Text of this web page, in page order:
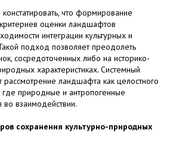
что формирование
оценки ландшафтов
интеграции культурных и
подход позволяет преодолеть
сосредоточенных либо на историко-
характеристиках. Системный
рассмотрение ландшафта как целостного
где природные и антропогенные
во взаимодействии.
сохранения культурно-природных